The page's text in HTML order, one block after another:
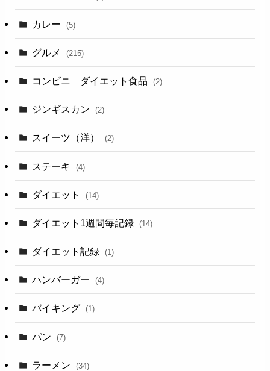
カレー (5)
グルメ (215)
コンビニ ダイエット食品 (2)
ジンギスカン (2)
スイーツ（洋） (2)
ステーキ (4)
ダイエット (14)
ダイエット1週間毎記録 (14)
ダイエット記録 (1)
ハンバーガー (4)
バイキング (1)
パン (7)
ラーメン (34)